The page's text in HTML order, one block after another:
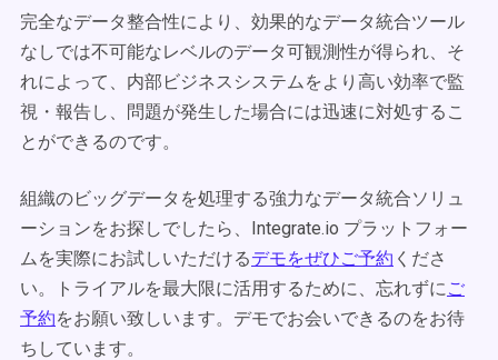
完全なデータ整合性により、効果的なデータ統合ツール
なしでは不可能なレベルのデータ可観測性が得られ、そ
れによって、内部ビジネスシステムをより高い効率で監
視・報告し、問題が発生した場合には迅速に対処するこ
とができるのです。
組織のビッグデータを処理する強力なデータ統合ソリュ
ーションをお探しでしたら、Integrate.io プラットフォー
ムを実際にお試しいただけるデモをぜひご予約 くださ
い。トライアルを最大限に活用するために、忘れずにご
予約をお願い致しいます。デモでお会いできるのをお待
ちしています。